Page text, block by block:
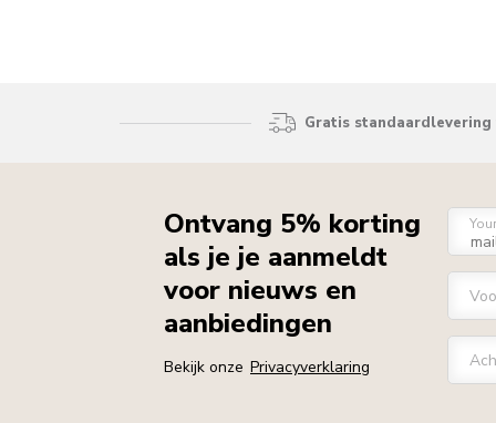
Gratis
Ontvang 5% korting
als je je aanmeldt
voor nieuws en
aanbiedingen
Bekijk onze Privacyverklaring